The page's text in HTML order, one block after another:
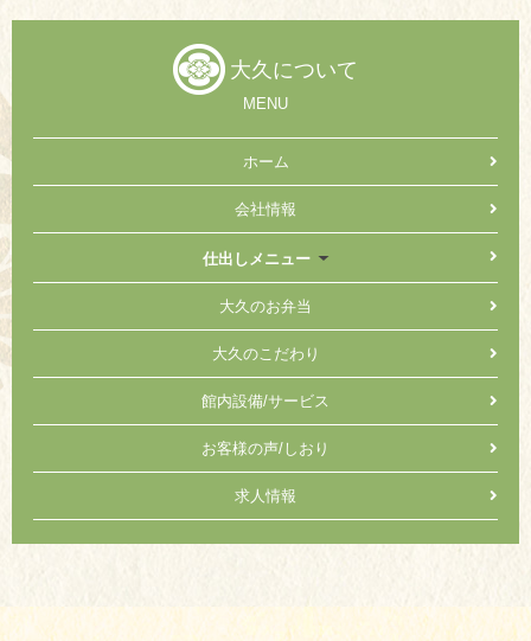
大久について
MENU
ホーム
会社情報
仕出しメニュー
大久のお弁当
大久のこだわり
館内設備/サービス
お客様の声/しおり
求人情報